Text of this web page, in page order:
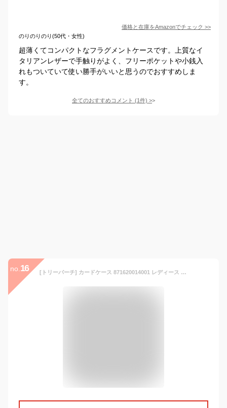
価格と在庫をAmazonでチェック >>
のりのりのり(50代・女性)
超薄くてコンパクトなフラグメントケースです。上質なイ
タリアンレザーで手触りがよく、フリーポケットや小銭入
れもついていて使い勝手がいいと思うのでおすすめしま
す。
全てのおすすめコメント (1件) >
no. 16 [トリーバーチ] カードケース 871620014001 レディース BLACK [並行輸入品]